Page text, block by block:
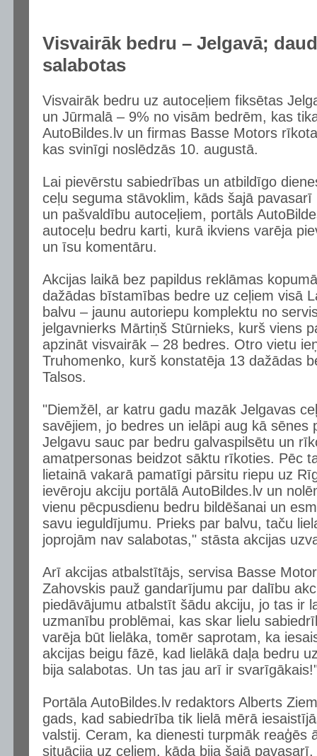
Visvairāk bedru – Jelgavā;
salabotas
Visvairāk bedru uz autoceļiem fiksētas
un Jūrmalā – 9% no visām bedrēm, kas
AutoBildes.lv un firmas Basse Motors
kas svinīgi noslēdzās 10. augustā.
Lai pievērstu sabiedrības un atbildīgo
ceļu seguma stāvoklim, kāds šajā pavasarī
un pašvaldību autoceļiem, portāls
autoceļu bedru karti, kurā ikviens varēja
un īsu komentāru.
Akcijas laikā bez papildus reklāmas
dažādas bīstamības bedre uz ceļiem visā
balvu – jaunu autoriepu komplektu no
jelgavnierks Mārtiņš Stūrnieks, kurš viens
apzināt visvairāk – 28 bedres. Otro vietu
Truhomenko, kurš konstatēja 13 dažādas
Talsos.
"Diemžēl, ar katru gadu mazāk Jelgavas
savējiem, jo bedres un ielāpi aug kā sēnes
Jelgavu sauc par bedru galvaspilsētu un
amatpersonas beidzot sāktu rīkoties. Pēc
lietainā vakarā pamatīgi pārsitu riepu uz
ievēroju akciju portālā AutoBildes.lv un
vienu pēcpusdienu bedru bildēšanai un
savu ieguldījumu. Prieks par balvu, taču
joprojām nav salabotas," stāsta akcijas
Arī akcijas atbalstītājs, servisa Basse
Zahovskis pauž gandarījumu par dalību
piedāvājumu atbalstīt šādu akciju, jo tas ir
uzmanību problēmai, kas skar lielu
varēja būt lielāka, tomēr saprotam, ka
akcijas beigu fāzē, kad lielākā daļa bedru
bija salabotas. Un tas jau arī ir
Portāla AutoBildes.lv redaktors Alberts
gads, kad sabiedrība tik lielā mērā
valstij. Ceram, ka dienesti turpmāk reaģēs
situācija uz ceļiem, kāda bija šajā